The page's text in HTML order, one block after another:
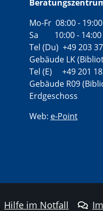
Mo-Fr 08:00 -
Sa 10:00 - 14:00
Tel (Du) +49 203
Gebäude LK
Tel (E) +49 201
Gebäude R09
Erdgeschoss
Web: e-Point
Hilfe im Notfall